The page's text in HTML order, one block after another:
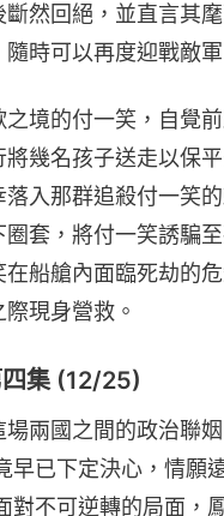
然回絕，並直言其
時可以再度迎戰敵軍
境的付一笑，自覺
幾名孩子送走以保
入那群追殺付一笑的
套，將付一笑誘騙
船艙內面臨死劫的
現身營救。
四集 (12/25)
兩國之間的政治聯
早已下定決心，情願
對不可逆轉的局面，